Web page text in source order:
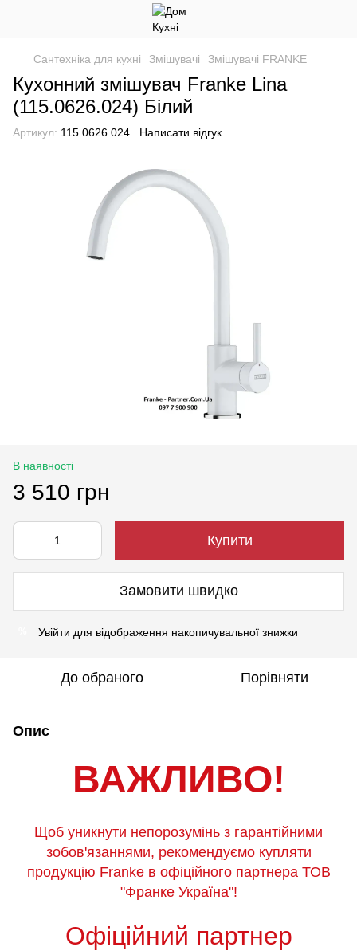
Сантехніка для кухні Змішувачі Змішувачі FRANKE
Кухонний змішувач Franke Lina
(115.0626.024) Білий
Артикул: 115.0626.024 Написати відгук
В наявності
3 510 грн
Купити
Замовити швидко
Увійти для відображення накопичувальної знижки
До обраного Порівняти
Опис
ВАЖЛИВО!
Щоб уникнути непорозумінь з гарантійними
зобов'язаннями, рекомендуємо купляти
продукцію Franke в офіційного партнера ТОВ
"Франке Україна"!
Офіційний партнер